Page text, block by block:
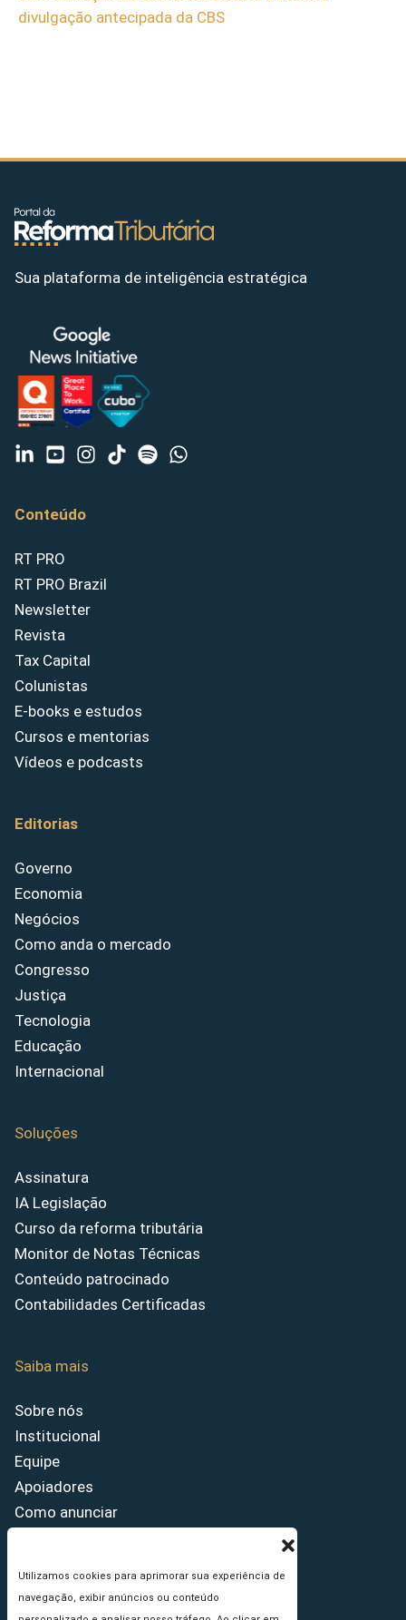
Utilizamos cookies para aprimorar sua experiência de
navegação, exibir anúncios ou conteúdo
divulgação antecipada da CBS
Sua plataforma de inteligência estratégica
Conteúdo
RT PRO
RT PRO Brazil
Newsletter
Revista
Tax Capital
Colunistas
E-books e estudos
Cursos e mentorias
Vídeos e podcasts
Editorias
Governo
Economia
Negócios
Como anda o mercado
Congresso
Justiça
Tecnologia
Educação
Internacional
Soluções
Assinatura
IA Legislação
Curso da reforma tributária
Monitor de Notas Técnicas
Conteúdo patrocinado
Contabilidades Certificadas
Saiba mais
Sobre nós
Institucional
Equipe
Apoiadores
Como anunciar
Princípios Editoriais